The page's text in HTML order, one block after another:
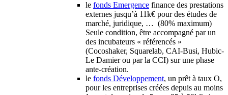
le fonds Emergence finance des prestations
externes jusqu’à 11k€ pour des études de
marché, juridique, … (80% maximum)
Seule condition, être accompagné par un
des incubateurs « référencés »
(Cocoshaker, Squarelab, CAI-Busi, Hubic-
Le Damier ou par la CCI) sur une phase
ante-création.
le fonds Développement, un prêt à taux O,
pour les entreprises créées depuis au moins